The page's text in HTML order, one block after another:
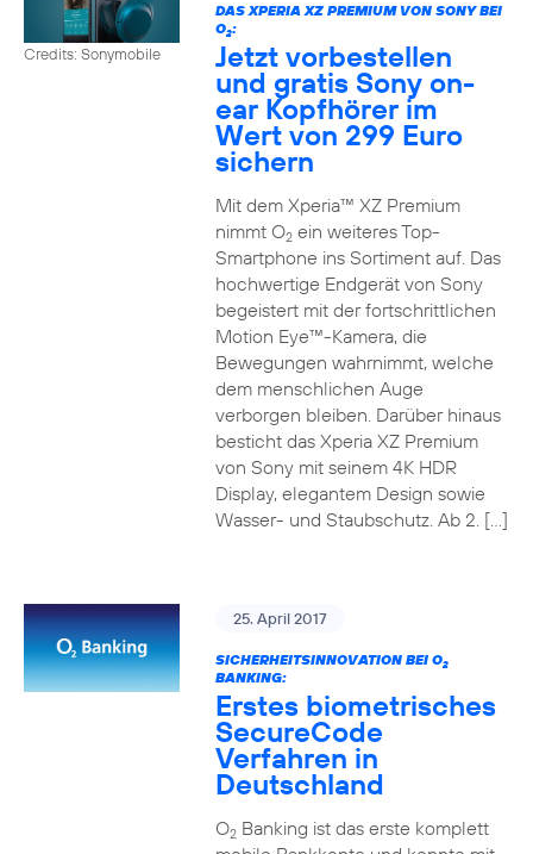
Credits: Sonymobile
DAS XPERIA XZ PREMIUM VON SONY BEI
O2:
Jetzt vorbestellen
und gratis Sony on-
ear Kopfhörer im
Wert von 299 Euro
sichern
Mit dem Xperia™ XZ Premium
nimmt O2ein weiteres Top-
Smartphone ins Sortiment auf. Das
hochwertige Endgerät von Sony
begeistert mit der fortschrittlichen
Motion Eye™-Kamera, die
Bewegungen wahrnimmt, welche
dem menschlichen Auge
verborgen bleiben. Darüber hinaus
besticht das Xperia XZ Premium
von Sony mit seinem 4K HDR
Display, elegantem Design sowie
Wasser- und Staubschutz. Ab 2. […]
25. April 2017
SICHERHEITSINNOVATION BEI O2
BANKING:
Erstes biometrisches
SecureCode
Verfahren in
Deutschland
O2Banking ist das erste komplett